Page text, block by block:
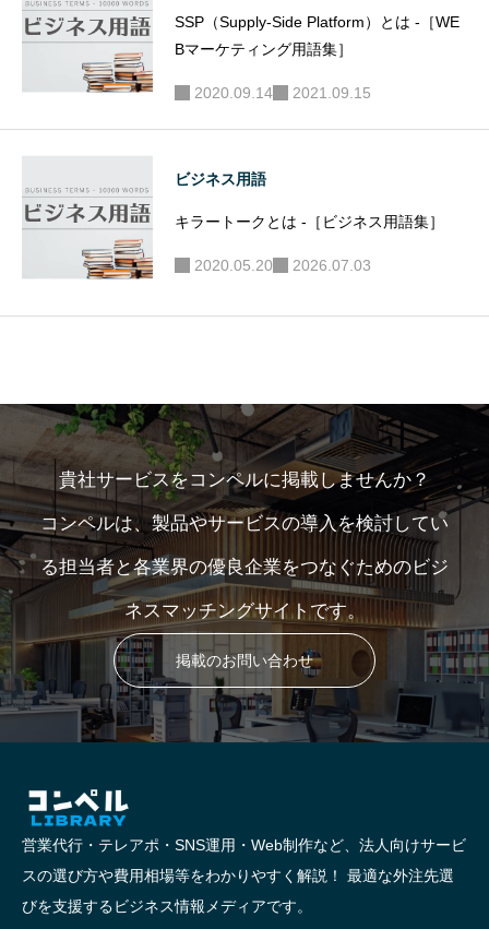
SSP（Supply-Side Platform）とは -［WE
Bマーケティング用語集］
2020.09.14 2021.09.15
ビジネス用語
キラートークとは -［ビジネス用語集］
2020.05.20 2026.07.03
貴社サービスをコンペルに掲載しませんか？
コンペルは、製品やサービスの導入を検討してい
る担当者と各業界の優良企業をつなぐためのビジ
ネスマッチングサイトです。
掲載のお問い合わせ
営業代行・テレアポ・SNS運用・Web制作など、法人向けサービ
スの選び方や費用相場等をわかりやすく解説！ 最適な外注先選
びを支援するビジネス情報メディアです。